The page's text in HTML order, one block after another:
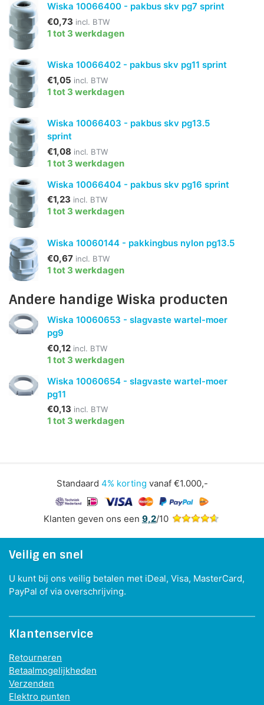
Wiska 10066400 - pakbus skv pg7 sprint
€0,73 incl. BTW
1 tot 3 werkdagen
Wiska 10066402 - pakbus skv pg11 sprint
€1,05 incl. BTW
1 tot 3 werkdagen
Wiska 10066403 - pakbus skv pg13.5
sprint
€1,08 incl. BTW
1 tot 3 werkdagen
Wiska 10066404 - pakbus skv pg16 sprint
€1,23 incl. BTW
1 tot 3 werkdagen
Wiska 10060144 - pakkingbus nylon pg13.5
€0,67 incl. BTW
1 tot 3 werkdagen
Andere handige Wiska producten
Wiska 10060653 - slagvaste wartel-moer
pg9
€0,12 incl. BTW
1 tot 3 werkdagen
Wiska 10060654 - slagvaste wartel-moer
pg11
€0,13 incl. BTW
1 tot 3 werkdagen
Standaard 4% korting vanaf €1.000,-
Klanten geven ons een 9,2/10
Veilig en snel
U kunt bij ons veilig betalen met iDeal, Visa, MasterCard,
PayPal of via overschrijving.
Klantenservice
Retourneren
Betaalmogelijkheden
Verzenden
Elektro punten